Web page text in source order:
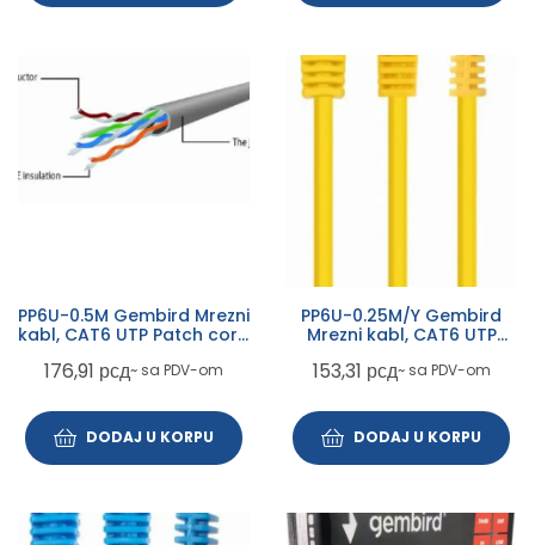
PP6U-0.5M Gembird Mrezni
kabl, CAT6 UTP Patch cord
176,91 рсд~ sa PDV-om
DODAJ U KORPU
PP6U-0.25M/Y Gembird
Mrezni kabl, CAT6 UTP
153,31 рсд~ sa PDV-om
DODAJ U KORPU